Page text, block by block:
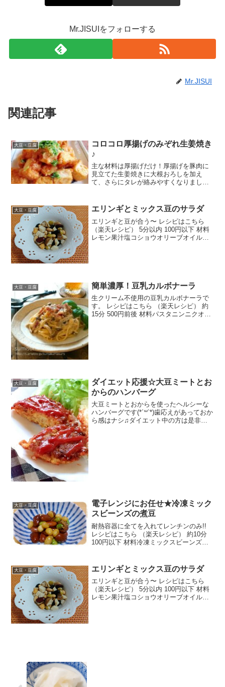
Mr.JISUIをフォローする
Mr.JISUI
関連記事
大豆・豆腐
コロコロ厚揚げのみぞれ生姜焼き
♪
主な材料は厚揚げだけ！厚揚げを豚肉に
見立てた生姜焼きに大根おろしを加え
て、さらにタレが絡みやすくなりまし
シピ）
大豆・豆腐 エリンギとミックス豆のサラダ
エリンギと豆が合う〜 レシピはこちら
（楽天レシピ） 5分以内 100円以下 材料
レモン果汁塩コショウオリーブオイルエ
大豆・豆腐 簡単濃厚！豆乳カルボナーラ
生クリーム不使用の豆乳カルボナーラで
す。 レシピはこちら （楽天レシピ） 約
15分 500円前後 材料パスタニンニクオリ
大豆・豆腐
ダイエット応援☆大豆ミートとお
からのハンバーグ
大豆ミートとおからを使ったヘルシーな
ハンバーグです(*´꒳`*)歯応えがあっておか
ら感はナシ♫ダイエット中の方は是非お
大豆・豆腐
電子レンジにお任せ★冷凍ミック
スビーンズの煮豆
耐熱容器に全てを入れてレンチンのみ!!
レシピはこちら （楽天レシピ） 約10分
100円以下 材料冷凍ミックスビーンズ砂
大豆・豆腐 エリンギとミックス豆のサラダ
エリンギと豆が合う〜 レシピはこちら
（楽天レシピ） 5分以内 100円以下 材料
レモン果汁塩コショウオリーブオイルエ